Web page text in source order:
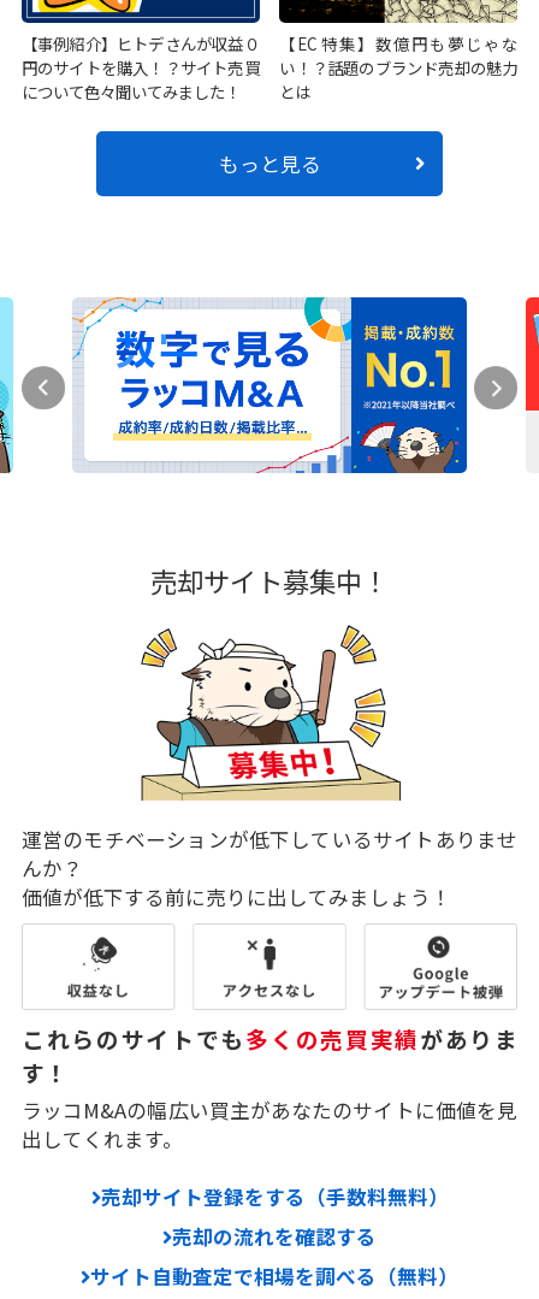
【事例紹介】ヒトデさんが収益０
円のサイトを購入！？サイト売買
について色々聞いてみました！
【EC特集】数億円も夢じゃな
い！？話題のブランド売却の魅力
とは
もっと見る
売却サイト募集中！
運営のモチベーションが低下しているサイトありませ
んか？
価値が低下する前に売りに出してみましょう！
これらのサイトでも多くの売買実績がありま
す！
ラッコM&Aの幅広い買主があなたのサイトに価値を見
出してくれます。
売却サイト登録をする（手数料無料）
売却の流れを確認する
サイト自動査定で相場を調べる（無料）